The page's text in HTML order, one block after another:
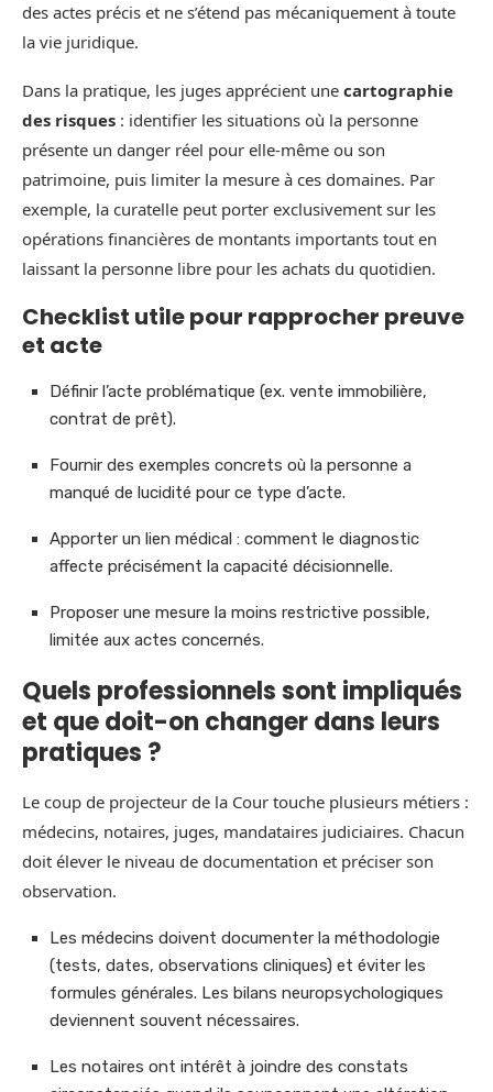
des actes précis et ne s’étend pas mécaniquement à toute
la vie juridique.
Dans la pratique, les juges apprécient une cartographie
des risques : identifier les situations où la personne
présente un danger réel pour elle-même ou son
patrimoine, puis limiter la mesure à ces domaines. Par
exemple, la curatelle peut porter exclusivement sur les
opérations financières de montants importants tout en
laissant la personne libre pour les achats du quotidien.
Checklist utile pour rapprocher preuve
et acte
Définir l’acte problématique (ex. vente immobilière,
contrat de prêt).
Fournir des exemples concrets où la personne a
manqué de lucidité pour ce type d’acte.
Apporter un lien médical : comment le diagnostic
affecte précisément la capacité décisionnelle.
Proposer une mesure la moins restrictive possible,
limitée aux actes concernés.
Quels professionnels sont impliqués
et que doit-on changer dans leurs
pratiques ?
Le coup de projecteur de la Cour touche plusieurs métiers :
médecins, notaires, juges, mandataires judiciaires. Chacun
doit élever le niveau de documentation et préciser son
observation.
Les médecins doivent documenter la méthodologie
(tests, dates, observations cliniques) et éviter les
formules générales. Les bilans neuropsychologiques
deviennent souvent nécessaires.
Les notaires ont intérêt à joindre des constats